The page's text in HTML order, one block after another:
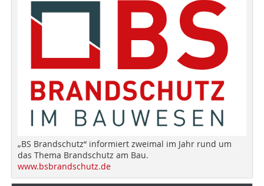
„BS Brandschutz“ informiert zweimal im Jahr rund um
das Thema Brandschutz am Bau.
www.bsbrandschutz.de